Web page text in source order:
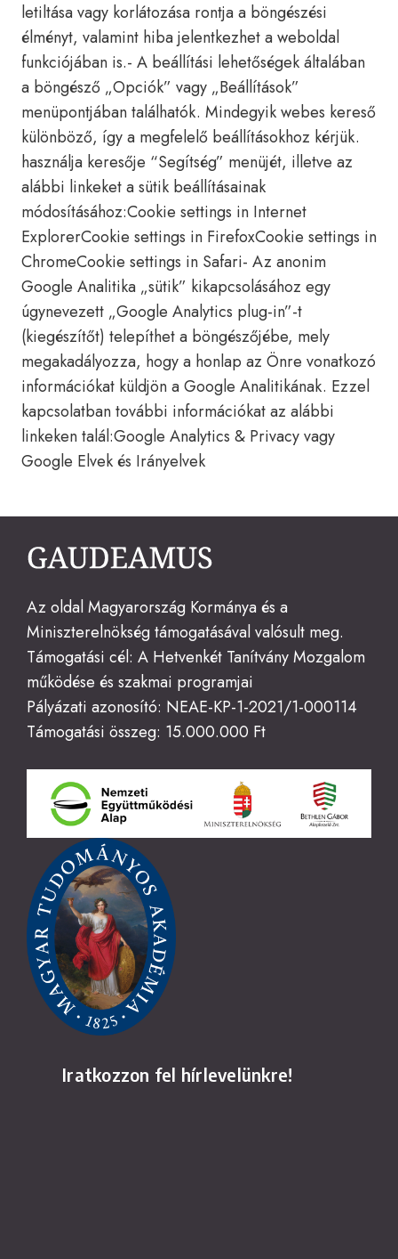
letiltása vagy korlátozása rontja a böngészési
élményt, valamint hiba jelentkezhet a weboldal
funkciójában is.- A beállítási lehetőségek általában
a böngésző „Opciók” vagy „Beállítások”
menüpontjában találhatók. Mindegyik webes kereső
különböző, így a megfelelő beállításokhoz kérjük.
használja keresője “Segítség” menüjét, illetve az
alábbi linkeket a sütik beállításainak
módosításához:Cookie settings in Internet
ExplorerCookie settings in FirefoxCookie settings in
ChromeCookie settings in Safari- Az anonim
Google Analitika „sütik” kikapcsolásához egy
úgynevezett „Google Analytics plug-in”-t
(kiegészítőt) telepíthet a böngészőjébe, mely
megakadályozza, hogy a honlap az Önre vonatkozó
információkat küldjön a Google Analitikának. Ezzel
kapcsolatban további információkat az alábbi
linkeken talál:Google Analytics & Privacy vagy
Google Elvek és Irányelvek
Az oldal Magyarország Kormánya és a
Miniszterelnökség támogatásával valósult meg.
Támogatási cél: A Hetvenkét Tanítvány Mozgalom
működése és szakmai programjai
Pályázati azonosító: NEAE-KP-1-2021/1-000114
Támogatási összeg: 15.000.000 Ft
Iratkozzon fel hírlevelünkre!